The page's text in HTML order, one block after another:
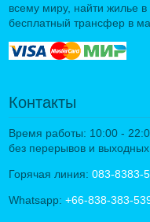
всему миру, найти жилье
бесплатный трансфер в
Контакты
Время работы: 10:00 -
без перерывов и выходных
Горячая линия: 083-8383-
Whatsapp: +66-838-383-